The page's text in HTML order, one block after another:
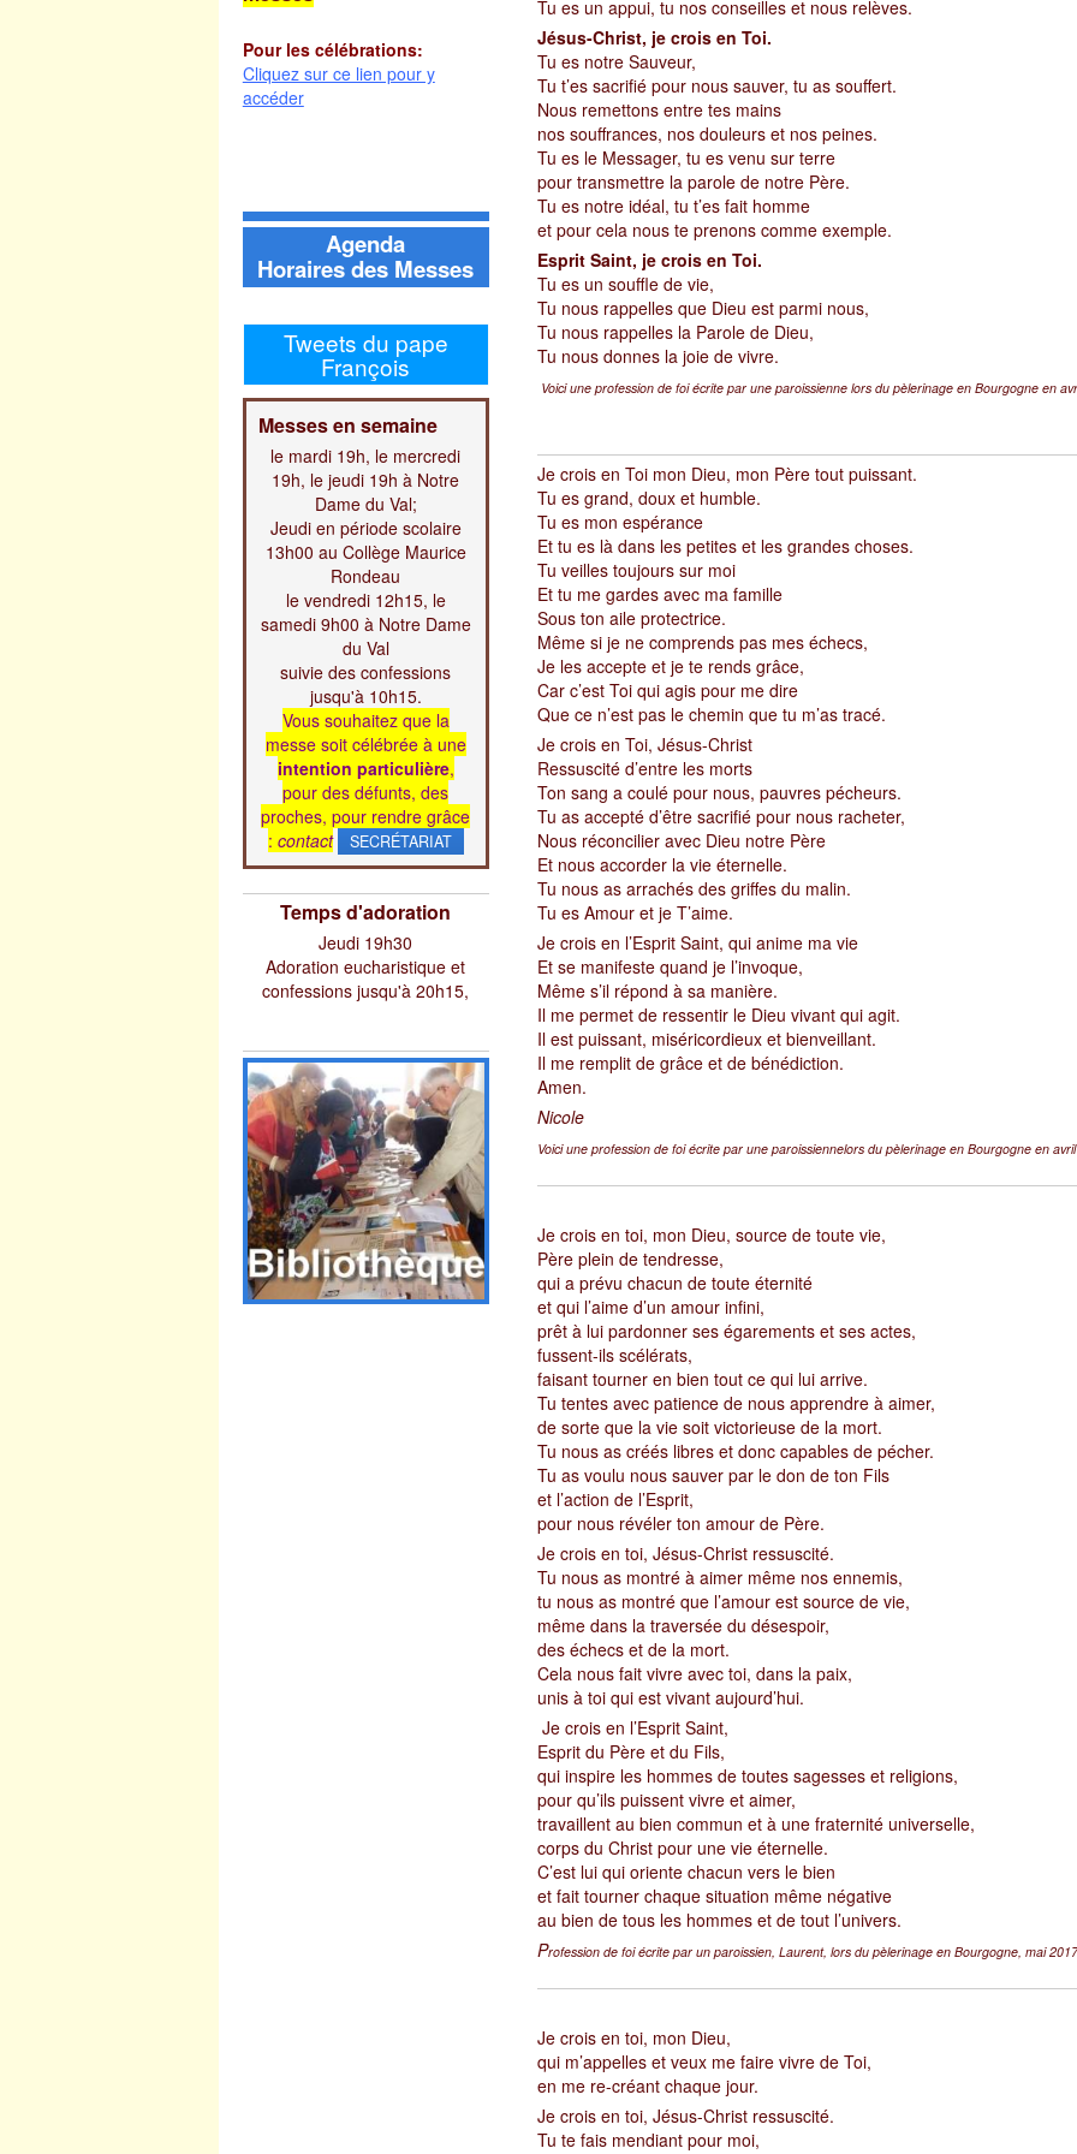
Pour les célébrations:
Cliquez sur ce lien pour y
accéder
Agenda
Horaires des Messes
Tweets du pape
François
Messes en semaine
le mardi 19h, le mercredi
19h, le jeudi 19h à Notre
Dame du Val;
Jeudi en période scolaire
13h00 au Collège Maurice
Rondeau
le vendredi 12h15, le
samedi 9h00 à Notre Dame
du Val
suivie des confessions
jusqu'à 10h15.
Vous souhaitez que la
messe soit célébrée à une
intention particulière,
pour des défunts, des
proches, pour rendre grâce
: contact SECRÉTARIAT
Temps d'adoration
Jeudi 19h30
Adoration eucharistique et
confessions jusqu'à 20h15,
Tu es un appui, tu nos conseilles et nous relèves.
Jésus-Christ, je crois en Toi.
Tu es notre Sauveur,
Tu t’es sacrifié pour nous sauver, tu as souffert.
Nous remettons entre tes mains
nos souffrances, nos douleurs et nos peines.
Tu es le Messager, tu es venu sur terre
pour transmettre la parole de notre Père.
Tu es notre idéal, tu t’es fait homme
et pour cela nous te prenons comme exemple.
Esprit Saint, je crois en Toi.
Tu es un souffle de vie,
Tu nous rappelles que Dieu est parmi nous,
Tu nous rappelles la Parole de Dieu,
Tu nous donnes la joie de vivre.
Voici une profession de foi écrite par une paroissienne lors du pèlerinage en Bourgogne en
Je crois en Toi mon Dieu, mon Père tout puissant.
Tu es grand, doux et humble.
Tu es mon espérance
Et tu es là dans les petites et les grandes choses.
Tu veilles toujours sur moi
Et tu me gardes avec ma famille
Sous ton aile protectrice.
Même si je ne comprends pas mes échecs,
Je les accepte et je te rends grâce,
Car c’est Toi qui agis pour me dire
Que ce n’est pas le chemin que tu m’as tracé.
Je crois en Toi, Jésus-Christ
Ressuscité d’entre les morts
Ton sang a coulé pour nous, pauvres pécheurs.
Tu as accepté d’être sacrifié pour nous racheter,
Nous réconcilier avec Dieu notre Père
Et nous accorder la vie éternelle.
Tu nous as arrachés des griffes du malin.
Tu es Amour et je T’aime.
Je crois en l’Esprit Saint, qui anime ma vie
Et se manifeste quand je l’invoque,
Même s’il répond à sa manière.
Il me permet de ressentir le Dieu vivant qui agit.
Il est puissant, miséricordieux et bienveillant.
Il me remplit de grâce et de bénédiction.
Amen.
Nicole
Voici une profession de foi écrite par une paroissiennelors du pèlerinage en Bourgogne en
Je crois en toi, mon Dieu, source de toute vie,
Père plein de tendresse,
qui a prévu chacun de toute éternité
et qui l’aime d’un amour infini,
prêt à lui pardonner ses égarements et ses actes,
fussent-ils scélérats,
faisant tourner en bien tout ce qui lui arrive.
Tu tentes avec patience de nous apprendre à aimer,
de sorte que la vie soit victorieuse de la mort.
Tu nous as créés libres et donc capables de pécher.
Tu as voulu nous sauver par le don de ton Fils
et l’action de l’Esprit,
pour nous révéler ton amour de Père.
Je crois en toi, Jésus-Christ ressuscité.
Tu nous as montré à aimer même nos ennemis,
tu nous as montré que l’amour est source de vie,
même dans la traversée du désespoir,
des échecs et de la mort.
Cela nous fait vivre avec toi, dans la paix,
unis à toi qui est vivant aujourd’hui.
Je crois en l’Esprit Saint,
Esprit du Père et du Fils,
qui inspire les hommes de toutes sagesses et religions,
pour qu’ils puissent vivre et aimer,
travaillent au bien commun et à une fraternité universelle,
corps du Christ pour une vie éternelle.
C’est lui qui oriente chacun vers le bien
et fait tourner chaque situation même négative
au bien de tous les hommes et de tout l’univers.
Profession de foi écrite par un paroissien, Laurent, lors du pèlerinage en Bourgogne, mai
Je crois en toi, mon Dieu,
qui m’appelles et veux me faire vivre de Toi,
en me re-créant chaque jour.
Je crois en toi, Jésus-Christ ressuscité.
Tu te fais mendiant pour moi,